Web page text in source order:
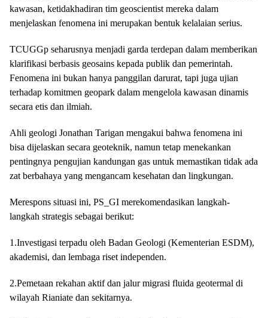
kawasan, ketidakhadiran tim geoscientist mereka dalam
menjelaskan fenomena ini merupakan bentuk kelalaian serius.
TCUGGp seharusnya menjadi garda terdepan dalam memberikan
klarifikasi berbasis geosains kepada publik dan pemerintah.
Fenomena ini bukan hanya panggilan darurat, tapi juga ujian
terhadap komitmen geopark dalam mengelola kawasan dinamis
secara etis dan ilmiah.
Ahli geologi Jonathan Tarigan mengakui bahwa fenomena ini
bisa dijelaskan secara geoteknik, namun tetap menekankan
pentingnya pengujian kandungan gas untuk memastikan tidak ada
zat berbahaya yang mengancam kesehatan dan lingkungan.
Merespons situasi ini, PS_GI merekomendasikan langkah-
langkah strategis sebagai berikut:
1.Investigasi terpadu oleh Badan Geologi (Kementerian ESDM),
akademisi, dan lembaga riset independen.
2.Pemetaan rekahan aktif dan jalur migrasi fluida geotermal di
wilayah Rianiate dan sekitarnya.